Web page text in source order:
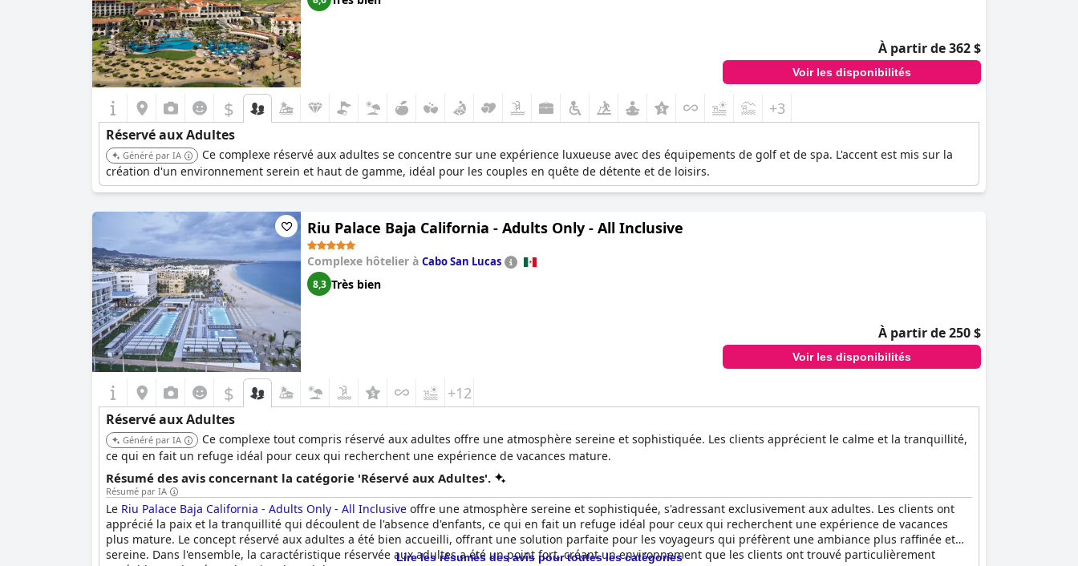
À partir de 362 $
Voir les disponibilités
$ +3
Réservé aux Adultes
Généré par IA
Ce complexe réservé aux adultes se concentre sur une expérience luxueuse avec des équipements de golf et de spa. L'accent est mis sur la
création d'un environnement serein et haut de gamme, idéal pour les couples en quête de détente et de loisirs.
Riu Palace Baja California - Adults Only - All Inclusive
Complexe hôtelier à Cabo San Lucas
8,3 Très bien
À partir de 250 $
Voir les disponibilités
$ +12
Réservé aux Adultes
Généré par IA
Ce complexe tout compris réservé aux adultes offre une atmosphère sereine et sophistiquée. Les clients apprécient le calme et la tranquillité,
ce qui en fait un refuge idéal pour ceux qui recherchent une expérience de vacances mature.
Résumé des avis concernant la catégorie 'Réservé aux Adultes'.
Résumé par IA
Le Riu Palace Baja California - Adults Only - All Inclusive offre une atmosphère sereine et sophistiquée, s'adressant exclusivement aux adultes. Les clients ont
apprécié la paix et la tranquillité qui découlent de l'absence d'enfants, ce qui en fait un refuge idéal pour ceux qui recherchent une expérience de vacances
plus mature. Le concept réservé aux adultes a été bien accueilli, offrant une solution parfaite pour les voyageurs qui préfèrent une ambiance plus raffinée et
sereine. Dans l'ensemble, la caractéristique réservée aux adultes a été un point fort, créant un environnement que les clients ont trouvé particulièrement
Lire les résumés des avis pour toutes les catégories